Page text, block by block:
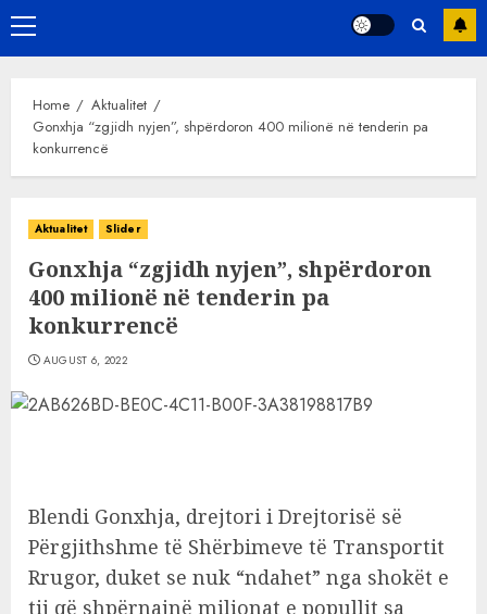
Primary
Menu
Home
Aktualitet
Gonxhja “zgjidh nyjen”, shpërdoron 400 milionë në tenderin pa
konkurrencë
Aktualitet Slider
Gonxhja “zgjidh nyjen”, shpërdoron
400 milionë në tenderin pa
konkurrencë
AUGUST 6, 2022
Blendi Gonxhja, drejtori i Drejtorisë së
Përgjithshme të Shërbimeve të Transportit
Rrugor, duket se nuk “ndahet” nga shokët e
tij që shpërnajnë milionat e popullit sa